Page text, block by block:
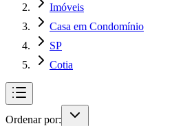
Imóveis
Casa em Condomínio
SP
Cotia
Ordenar por: